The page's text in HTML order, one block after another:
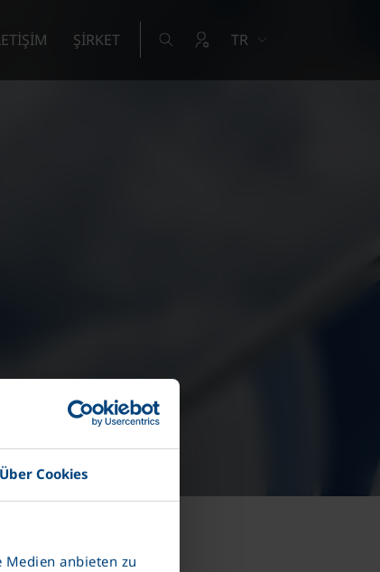
Über Cookies
anbieten zu
ŞİRKET TR